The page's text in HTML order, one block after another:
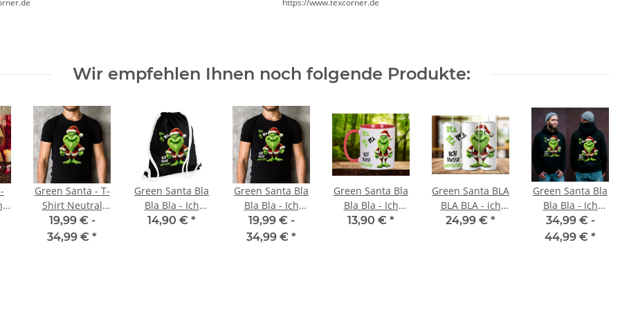
https://www.texcorner.de
Wir empfehlen Ihnen noch folgende Produkte:
Green Santa - T-
Shirt Neutral
ohne IHM
Spruch
19,99 € -
34,99 € *
Green Santa Bla
Bla Bla - Ich
hasse
14,90 € *
Green Santa Bla
Bla Bla - Ich
hasse
menschen - T-
19,99 € -
34,99 € *
Green Santa Bla
Bla Bla - Ich
hasse
13,90 € *
Green Santa BLA
BLA BLA - ich
hasse
24,99 € *
Green Santa Bla
Bla Bla - Ich
hasse
Menschen -
34,99 € -
44,99 € *